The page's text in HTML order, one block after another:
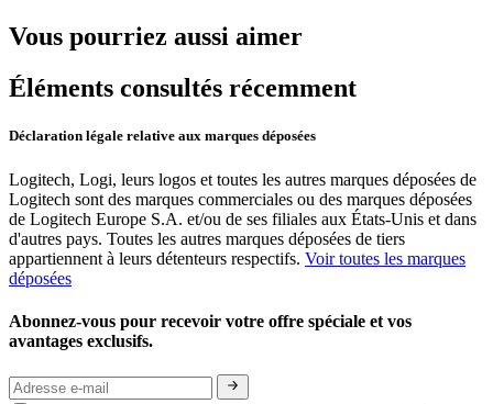
Vous pourriez aussi aimer
Éléments consultés récemment
Déclaration légale relative aux marques déposées
Logitech, Logi, leurs logos et toutes les autres marques déposées de
Logitech sont des marques commerciales ou des marques déposées
de Logitech Europe S.A. et/ou de ses filiales aux États-Unis et dans
d'autres pays. Toutes les autres marques déposées de tiers
appartiennent à leurs détenteurs respectifs. Voir toutes les marques
déposées
Abonnez-vous pour recevoir votre offre spéciale et vos
avantages exclusifs.